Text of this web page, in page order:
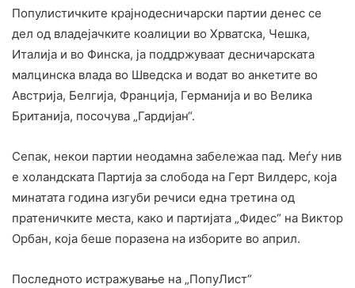
Популистичките крајнодесничарски партии денес се
дел од владејачките коалиции во Хрватска, Чешка,
Италија и во Финска, ја поддржуваат десничарската
малцинска влада во Шведска и водат во анкетите во
Австрија, Белгија, Франција, Германија и во Велика
Британија, посочува „Гардијан“.
Сепак, некои партии неодамна забележаа пад. Меѓу нив
е холандската Партија за слобода на Герт Вилдерс, која
минатата година изгуби речиси една третина од
пратеничките места, како и партијата „Фидес“ на Виктор
Орбан, која беше поразена на изборите во април.
Последното истражување на „ПопуЛист“